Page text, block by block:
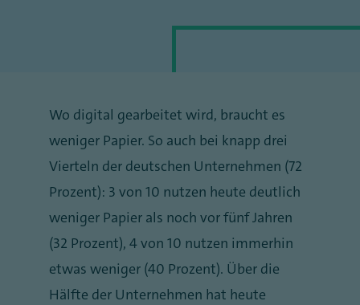
Wo digital gearbeitet wird, braucht es
weniger Papier. So auch bei knapp drei
Vierteln der deutschen Unternehmen (72
Prozent): 3 von 10 nutzen heute deutlich
weniger Papier als noch vor fünf Jahren
(32 Prozent), 4 von 10 nutzen immerhin
etwas weniger (40 Prozent). Über die
Hälfte der Unternehmen hat heute